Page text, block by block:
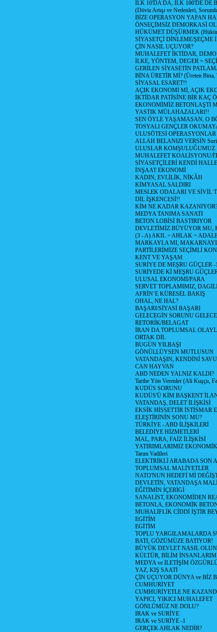
İLK 10'DA DA, İLK 100'DE DE
(Döviz Artışı ve Nedenleri,
BİZE OPERASYON YAPAN
ÖNSEÇİMSİZ DEMORKASİ
HÜKÜMET DÜŞÜRMEK
SİYASETÇİ DİNLEME/ŞEÇME
ÇİN NASIL UÇUYOR?
MUHALEFET İKTİDAR,
İLKE, YÖNTEM, DEGER =
GERİLEN SİYASETİN
BİNA ÜRETİR Mİ? (Üreten Bina,
SİYASAL ESARET!!
AÇIK EKONOMİ Mİ, AÇIK
İKTİDAR PATİSİNE BİR KAÇ
EKONOMİMİZ BETONLAŞTI
YASTIK MÜLAHAZALARI!!
SEN ÖYLE YAŞAMASAN, O
TOSYALI GENÇLER
ULUSÖTESİ OPERASYONLAR
ALLAH BELANIZI VERSİN
ULUSLAR KOMŞULUĞUMUZ
MUHALEFET KOALİSYONU/
SİYASETÇİLERİ KENDİ
İNŞAAT EKONOMİ
KADIN, EVLİLİK, NİKÂH
KİMYASAL SALDIRI
MESLEK ODALARI VE SİVİL
DİL İŞKENCESİ!!
KİM NE KADAR
MEDYA TANIMA SANATI
BETON LOBİSİ BASTIRIYOR
DEVLETİMİZ BÜYÜYOR MU,
(3 - A) AKIL > AHLAK >
MARKAYLA MI,
PARTİLERİMİZE SEÇİMLİ
KENT VE YAŞAM
SURİYE DE MEŞRU GÜÇLER -
SURİYEDE Kİ MEŞRU
ULUSAL EKONOMİ/PARA
SERVET TOPLAMIMIZ,
AFRİN’E KÜRESEL BAKIŞ
OHAL, NE HAL?
BAŞARI/SİYASİ BAŞARI
GELECEGİN SORUNU
RETORİK/BELAGAT
İRAN DA TOPLUMSAL
ORTAK DİL
BUGÜN YILBAŞI
GÖNÜLLÜYSEN MUTLUSUN
VATANDAŞIN, KENDİNİ
CAN HAYVAN
ABD NEDEN YALNIZ KALDI?
Tarihe Yön Verenler (Ali Kuşçu,
KUDÜS SORUNU
KUDÜS'Ü KİM BAŞKENT
VATANDAŞ, DELET İLİŞKİSİ
EKSİK HİSSETTİR İSTİSMAR
ELEŞTİRİNİN SONU MU?
TÜRKİYE - ABD İLİŞKİLERİ
BELEDİYE HİZMETLERİ
MAL, PARA, FAİZ İLİŞKİSİ
YATIRIMLARIMIZ
Tarım Vadileri
ELEKTRİKLİ ARABADA SON
TOPLUMSAL MALİYETLER
NATO'NUN HEDEFİ Mİ
DEVLETİN, VATANDAŞA
EĞİTİMİN İÇERİGİ
SANALİST, EKONOMİDEN
BETONLA, EKONOMİK
MUHALİFLİK CİDDİ İŞTİR
EGİTİM
EGİTİM
TOPLU YARGILAMALARDA
BATI, GÖZÜMÜZE BATIYOR!
BÜYÜK DEVLET NASIL
KÜLTÜR, BİLİM
MEDYA ve İLETİŞİM
YAZ, KIŞ SAATİ
ÇİN UÇUYOR DÜNYA ve BİZ
CUMHURİYET
CUMHURİYETLE NE
YAPICI, YIKICI MUHALEFET
GÖNLÜMÜZ NE DOLU?
IRAK ve SURİYE
IRAK ve SURİYE -1
GERÇEK AHLAK NEDİR?